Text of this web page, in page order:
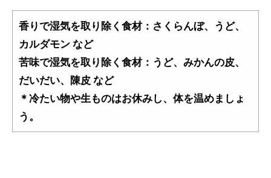
香りで湿気を取り除く食材：さくらんぼ、うど、
カルダモン など
苦味で湿気を取り除く食材：うど、みかんの皮、
だいだい、陳皮 など
＊冷たい物や生ものはお休みし、体を温めましょ
う。